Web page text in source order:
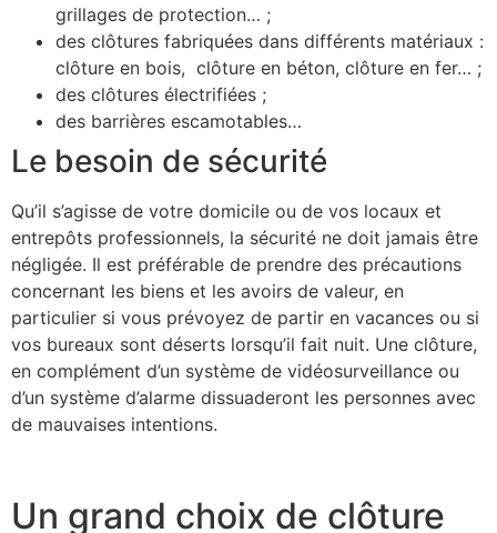
grillages de protection… ;
des clôtures fabriquées dans différents matériaux :
clôture en bois, clôture en béton, clôture en fer… ;
des clôtures électrifiées ;
des barrières escamotables…
Le besoin de sécurité
Qu’il s’agisse de votre domicile ou de vos locaux et
entrepôts professionnels, la sécurité ne doit jamais être
négligée. Il est préférable de prendre des précautions
concernant les biens et les avoirs de valeur, en
particulier si vous prévoyez de partir en vacances ou si
vos bureaux sont déserts lorsqu’il fait nuit. Une clôture,
en complément d’un système de vidéosurveillance ou
d’un système d’alarme dissuaderont les personnes avec
de mauvaises intentions.
Un grand choix de clôture